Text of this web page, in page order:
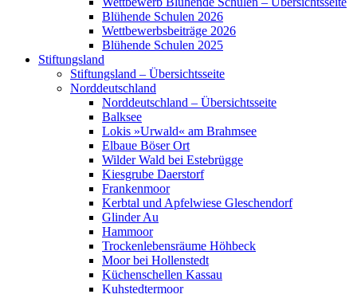
Blühende Schulen 2026
Wettbewerbsbeiträge 2026
Blühende Schulen 2025
Stiftungsland
Stiftungsland – Übersichtsseite
Norddeutschland
Norddeutschland – Übersichtsseite
Balksee
Lokis »Urwald« am Brahmsee
Elbaue Böser Ort
Wilder Wald bei Estebrügge
Kiesgrube Daerstorf
Frankenmoor
Kerbtal und Apfelwiese Gleschendorf
Glinder Au
Hammoor
Trockenlebensräume Höhbeck
Moor bei Hollenstedt
Küchenschellen Kassau
Kuhstedtermoor